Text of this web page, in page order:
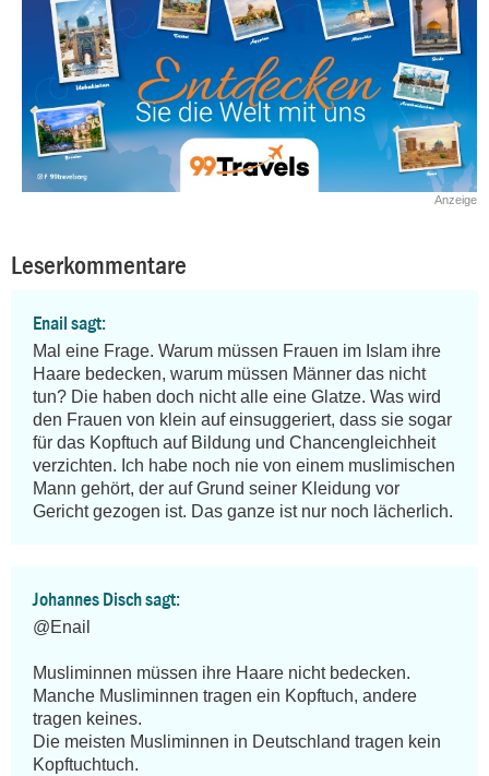
Anzeige
Leserkommentare
Enail sagt:
Mal eine Frage. Warum müssen Frauen im Islam ihre
Haare bedecken, warum müssen Männer das nicht
tun? Die haben doch nicht alle eine Glatze. Was wird
den Frauen von klein auf einsuggeriert, dass sie sogar
für das Kopftuch auf Bildung und Chancengleichheit
verzichten. Ich habe noch nie von einem muslimischen
Mann gehört, der auf Grund seiner Kleidung vor
Gericht gezogen ist. Das ganze ist nur noch lächerlich.
Johannes Disch sagt:
@Enail
Musliminnen müssen ihre Haare nicht bedecken.
Manche Musliminnen tragen ein Kopftuch, andere
tragen keines.
Die meisten Musliminnen in Deutschland tragen kein
Kopftuchtuch.